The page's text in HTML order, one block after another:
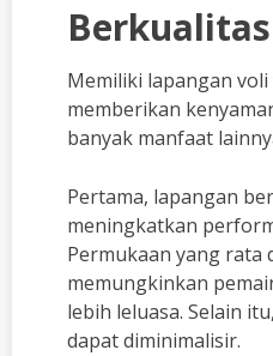
Berkualitas
Memiliki lapangan
memberikan
banyak manfaat
Pertama, lapangan
meningkatkan
Permukaan yang rata
memungkinkan
lebih leluasa. Selain
dapat diminimalisir.